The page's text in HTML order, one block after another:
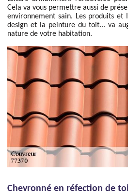
Cela va vous permettre aussi de
environnement sain. Les produits et
design et la peinture du toit... va
nature de votre habitation.
Chevronné en réfection de